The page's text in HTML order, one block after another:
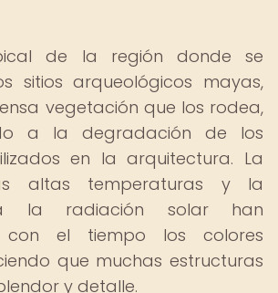
de la región donde se
sitios arqueológicos mayas,
vegetación que los rodea,
a la degradación de los
en la arquitectura. La
altas temperaturas y la
a la radiación solar han
con el tiempo los colores
que muchas estructuras
y detalle.